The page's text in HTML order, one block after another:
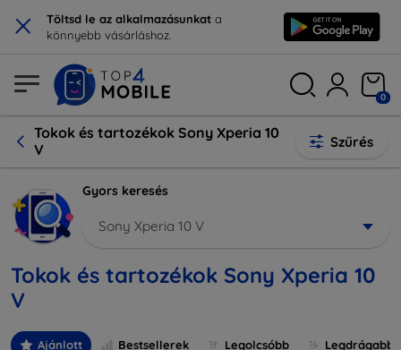
× Töltsd le az alkalmazásunkat a
könnyebb vásárláshoz.
0
Tokok és tartozékok Sony Xperia 10
V
Szűrés
Gyors keresés
Sony Xperia 10 V
Tokok és tartozékok Sony Xperia 10
V
Ajánlott Bestsellerek Legolcsóbb Legdrágabb